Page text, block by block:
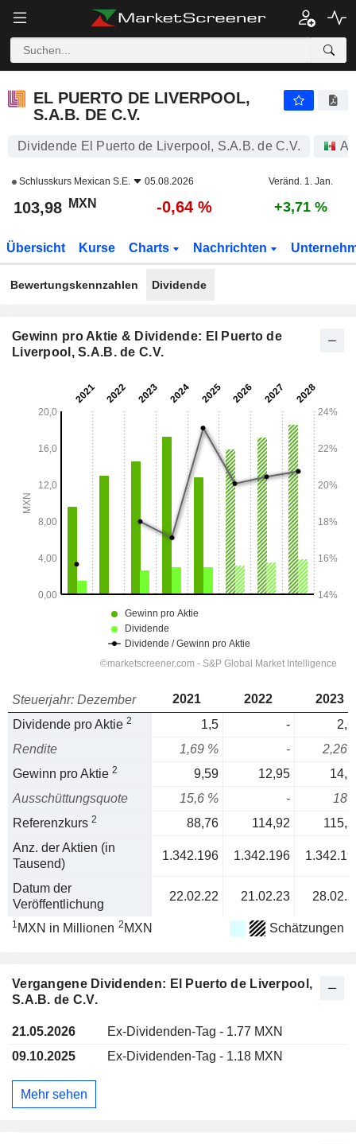
EL PUERTO DE LIVERPOOL,
S.A.B. DE C.V.
Dividende El Puerto de Liverpool, S.A.B. de C.V.
Schlusskurs Mexican S.E. 05.08.2026 Veränd. 1. Jan.
103,98 MXN -0,64 % +3,71 %
Übersicht Kurse Charts Nachrichten
Bewertungskennzahlen Dividende
Gewinn pro Aktie & Dividende: El Puerto de
Liverpool, S.A.B. de C.V.
Steuerjahr: Dezember 2021 2022
2023
Dividende pro Aktie 2 1,5 -
Rendite
1,69 % -
2,26
Gewinn pro Aktie 2 9,59 12,95
Ausschüttungsquote
15,6 % -
18
Referenzkurs 2 88,76 114,92
Anz. der Aktien (in
Tausend)
1.342.196 1.342.196
Datum der
Veröffentlichung
22.02.22 21.02.23
1 MXN in Millionen 2 MXN Schätzungen
Vergangene Dividenden: El Puerto de Liverpool,
S.A.B. de C.V.
21.05.2026
Ex-Dividenden-Tag - 1.77 MXN
09.10.2025
Ex-Dividenden-Tag - 1.18 MXN
Mehr sehen